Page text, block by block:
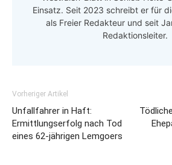
Westfalen-Blatt in Schloß Holte-
Einsatz. Seit 2023 schreibt er für
als Freier Redakteur und seit
Unfallfahrer in Haft:
Ermittlungserfolg nach Tod